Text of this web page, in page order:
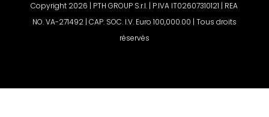
Copyright 2026 | PTH GROUP S.r.l. | P.IVA IT02607310121 | REA
NO. VA-271492 | CAP. SOC. I.V. Euro 100,000.00 | Tous droits
réservés